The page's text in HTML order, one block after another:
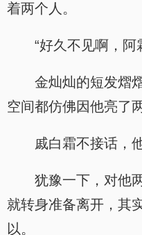
着两个人。
“好久不见啊，阿
金灿灿的短发熠
空间都仿佛因他亮了
戚白霜不接话，
犹豫一下，对他
就转身准备离开，其
以。